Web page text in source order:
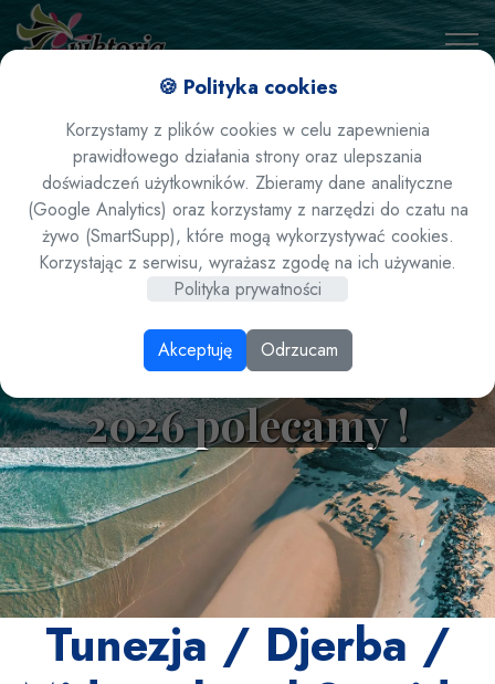
🍪 Polityka cookies
Korzystamy z plików cookies w celu zapewnienia
prawidłowego działania strony oraz ulepszania
doświadczeń użytkowników. Zbieramy dane analityczne
(Google Analytics) oraz korzystamy z narzędzi do czatu na
żywo (SmartSupp), które mogą wykorzystywać cookies.
Korzystając z serwisu, wyrażasz zgodę na ich używanie.
Polityka prywatności
Akceptuję Odrzucam
Tunezja / Djerba /
Midun - hotel Sentido
Djerba Beach **** lato
2026 polecamy !
Tunezja / Djerba /